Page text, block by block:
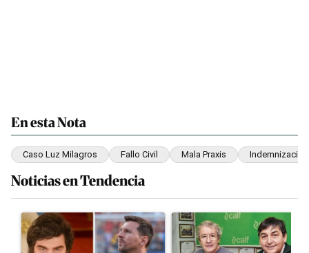
En esta Nota
Caso Luz Milagros Fallo Civil Mala Praxis Indemnización
Noticias en Tendencia
Este listado muestra los artículos con más comentarios en los
Un artículo de tendencia con el título "Milei despidió a Jorge
Un artículo de tendencia con